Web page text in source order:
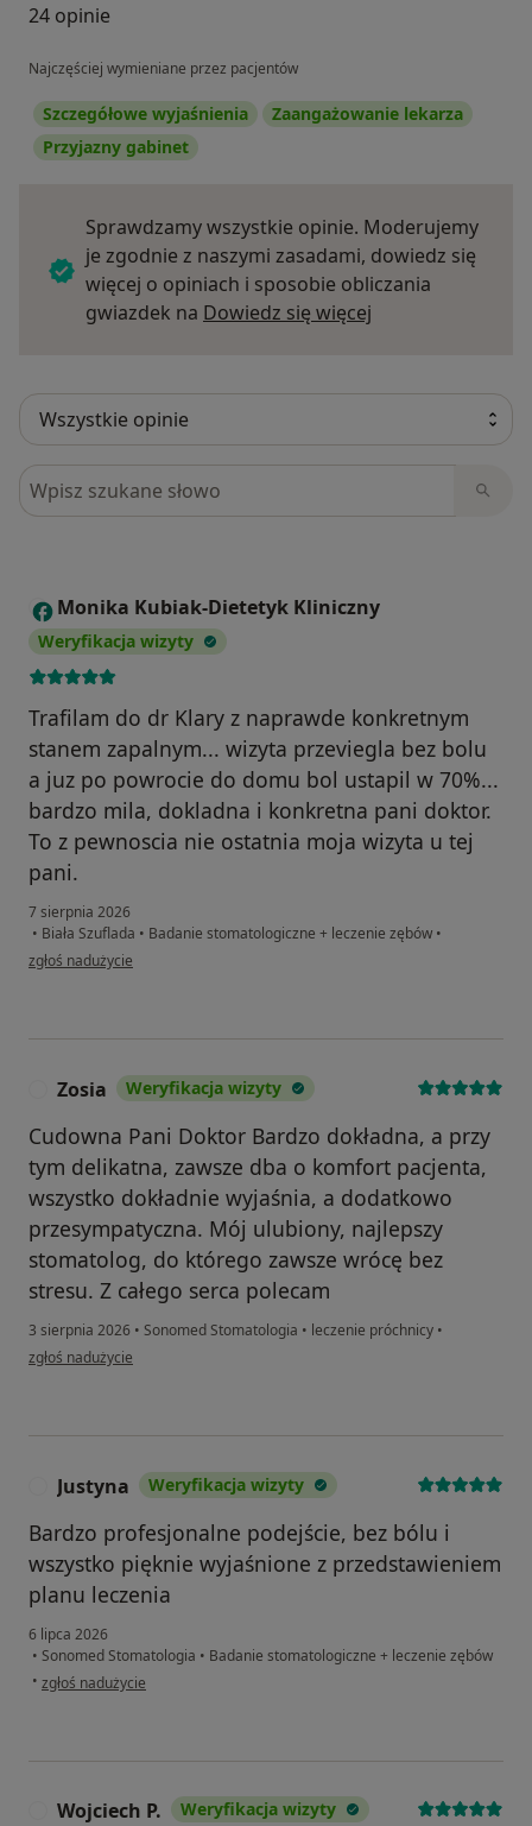
24 opinie
Najczęściej wymieniane przez pacjentów
Szczegółowe wyjaśnienia
Zaangażowanie lekarza
Przyjazny gabinet
Sprawdzamy wszystkie opinie. Moderujemy
je zgodnie z naszymi zasadami, dowiedz się
więcej o opiniach i sposobie obliczania
gwiazdek na Dowiedz się więcej
Szukaj w opiniach
M Monika Kubiak-Dietetyk Kliniczny
Weryfikacja wizyty
Trafilam do dr Klary z naprawde konkretnym
stanem zapalnym... wizyta przeviegla bez bolu
a juz po powrocie do domu bol ustapil w 70%...
bardzo mila, dokladna i konkretna pani doktor.
To z pewnoscia nie ostatnia moja wizyta u tej
pani.
7 sierpnia 2026
• Biała Szuflada • Badanie stomatologiczne + leczenie zębów •
w opinii użytkownika Monika Kubiak-Dietetyk Kliniczny
zgłoś nadużycie
Zosia Weryfikacja wizyty
Cudowna Pani Doktor Bardzo dokładna, a przy
tym delikatna, zawsze dba o komfort pacjenta,
wszystko dokładnie wyjaśnia, a dodatkowo
przesympatyczna. Mój ulubiony, najlepszy
stomatolog, do którego zawsze wrócę bez
stresu. Z całego serca polecam
3 sierpnia 2026 • Sonomed Stomatologia • leczenie próchnicy •
w opinii użytkownika Zosia
zgłoś nadużycie
Justyna Weryfikacja wizyty
Bardzo profesjonalne podejście, bez bólu i
wszystko pięknie wyjaśnione z przedstawieniem
planu leczenia
6 lipca 2026
• Sonomed Stomatologia • Badanie stomatologiczne + leczenie zębów
• w opinii użytkownika Justyna
zgłoś nadużycie
Wojciech P. Weryfikacja wizyty